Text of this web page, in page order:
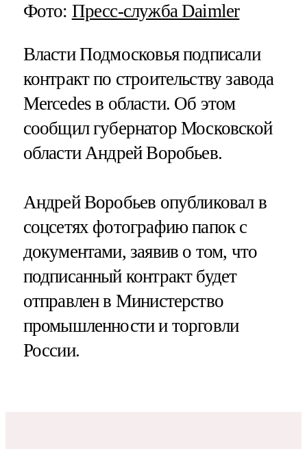
Фото: Пресс-служба Daimler
Власти Подмосковья подписали
контракт по строительству завода
Mercedes в области. Об этом
сообщил губернатор Московской
области Андрей Воробьев.
Андрей Воробьев опубликовал в
соцсетях фотографию папок с
документами, заявив о том, что
подписанный контракт будет
отправлен в Министерство
промышленности и торговли
России.